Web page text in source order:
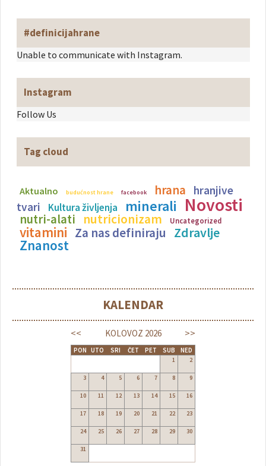
#definicijahrane
Unable to communicate with Instagram.
Instagram
Follow Us
Tag cloud
Aktualno budućnost hrane facebook hrana
hranjive
tvari
Kultura življenja minerali Novosti
nutri-alati nutricionizam Uncategorized
vitamini Za nas definiraju Zdravlje
Znanost
KALENDAR
<< >>
KOLOVOZ 2026
PON UTO SRI ČET PET SUB NED
1 2
3 4 5 6 7 8 9
10 11 12 13 14 15 16
17 18 19 20 21 22 23
24 25 26 27 28 29 30
31